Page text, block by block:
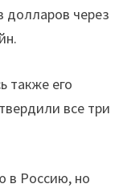
через
также его
все три
в Россию, но